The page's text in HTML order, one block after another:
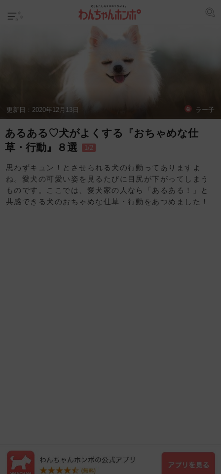
更新日： 2020年12月13日 ラー子
あるある♡犬がよくする『おちゃめな仕
草・行動』８選
1/2
思わずキュン！とさせられる犬の行動ってありますよ
ね。愛犬の可愛い姿を見るたびに目尻が下がってしまう
ものです。ここでは、愛犬家の人なら「あるある！」と
共感できる犬のおちゃめな仕草・行動をあつめました！